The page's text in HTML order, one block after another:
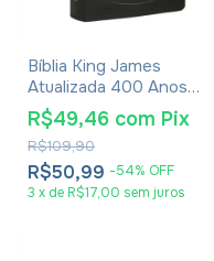
Bíblia King James
Atualizada 400 Anos
Letra Hipergigante -
Média Luxo Preta
R$50,99 -54% OFF
R$109,90
R$49,46 com Pix
3 x de R$17,00 sem juros